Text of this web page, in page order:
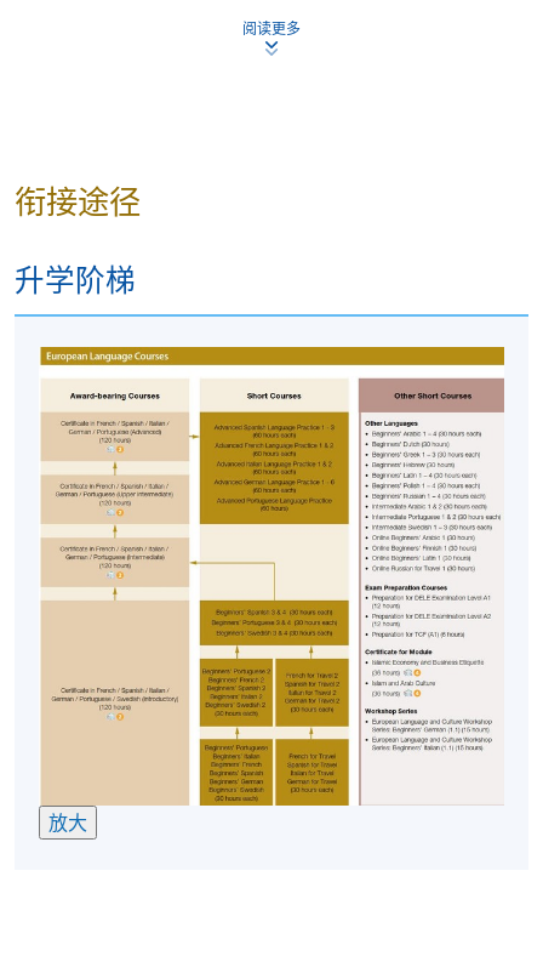
若您於工作坊前一星期内报名，请立刻联系本部门
其中包含安排细节和重要事项
在工作坊第一节中提供。
款；但在其他情况下，则
转至其他班别、课程或工作坊。
若个别参与者缺席，本院将不提供补课或其他安
报名代码
2290-1507NW
开课日期
2025年6月3日 (星期二)
时间
6:45 pm - 9:45 pm
地点
Sheung Shui Learning Centre, 7/F, Spot, 48
Lung Sum Avenue, Sheung Shui, New
Territories
每讲3小时
阅读更多
衔接途径
升学阶梯
放大